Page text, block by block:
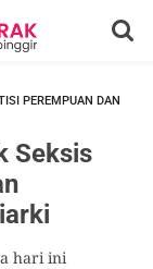
PEREMPUAN DAN
Seksis
hari ini